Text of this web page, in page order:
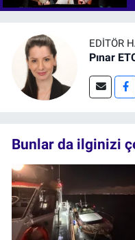
EDITÖR
Pınar
Bunlar da ilginizi